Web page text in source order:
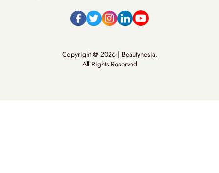
Copyright @ 2026 | Beautynesia.
All Rights Reserved